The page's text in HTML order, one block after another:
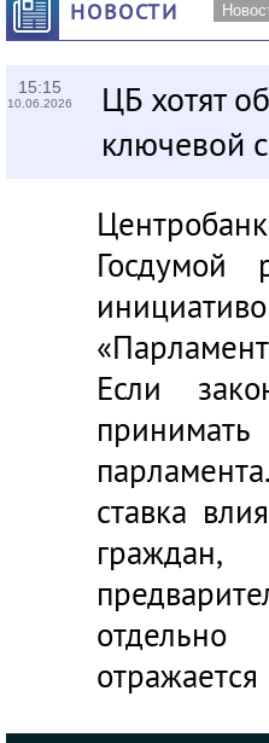
НОВОСТИ
15:15
10.06.2026
ЦБ хотят
ключевой
Если
ставка
отдельно